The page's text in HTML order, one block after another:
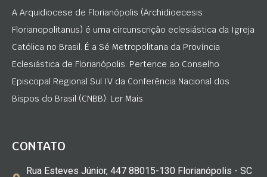
A Arquidiocese de Florianópolis (Archidioecesis
Florianopolitanus) é uma circunscrição eclesiástica da Igreja
Católica no Brasil. É a Sé Metropolitana da Província
Eclesiástica de Florianópolis. Pertence ao Conselho
Episcopal Regional Sul IV da Conferência Nacional dos
Bispos do Brasil (CNBB). Ler Mais
CONTATO
Rua Esteves Júnior, 447 88015-130 Florianópolis - SC